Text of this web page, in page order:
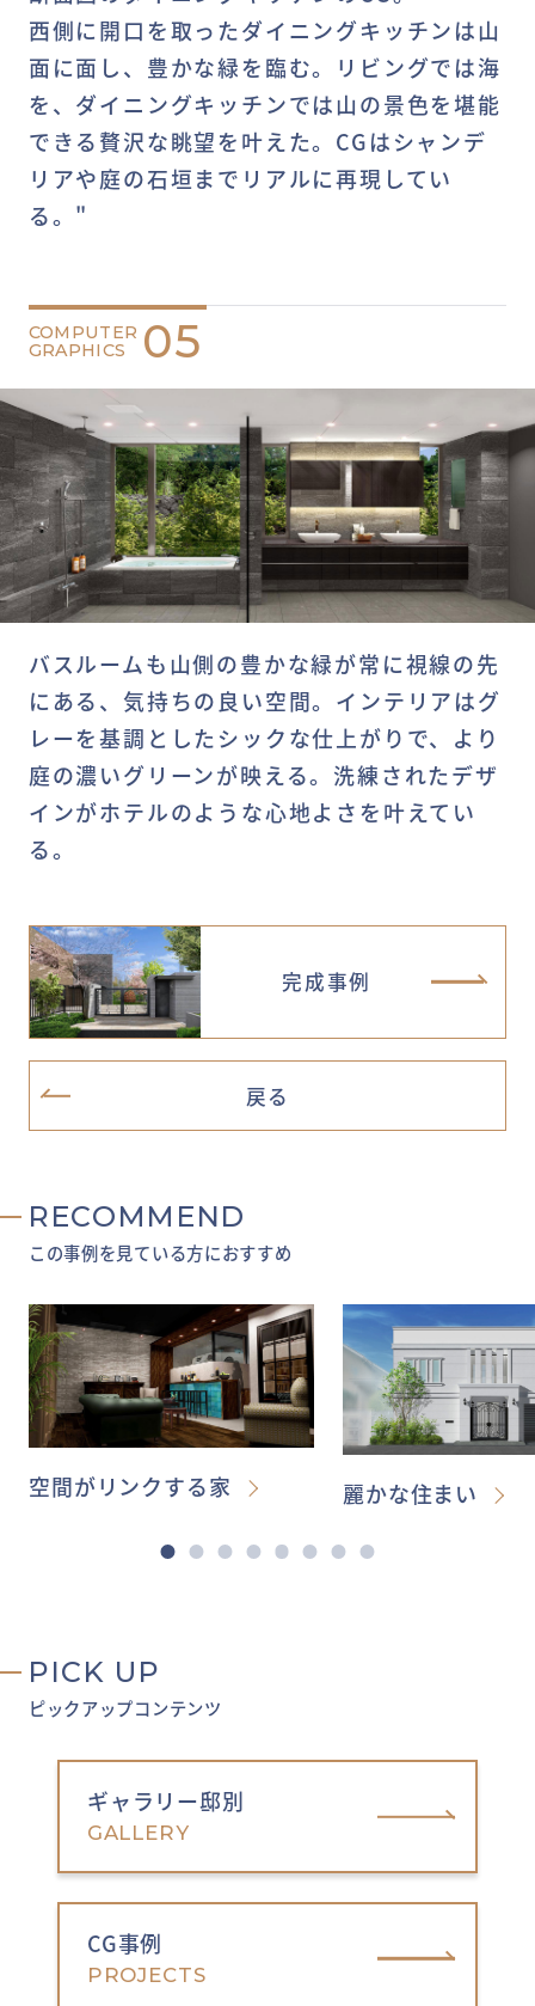
西側に開口を取ったダイニングキッチンは山
面に面し、豊かな緑を臨む。リビングでは海
を、ダイニングキッチンでは山の景色を堪能
できる贅沢な眺望を叶えた。CGはシャンデ
リアや庭の石垣までリアルに再現してい
る。"
COMPUTER
GRAPHICS
05
バスルームも山側の豊かな緑が常に視線の先
にある、気持ちの良い空間。インテリアはグ
レーを基調としたシックな仕上がりで、より
庭の濃いグリーンが映える。洗練されたデザ
インがホテルのような心地よさを叶えてい
る。
完成事例
戻る
RECOMMEND
この事例を見ている方におすすめ
空間がリンクする家 麗かな住まい
PICK UP
ピックアップコンテンツ
ギャラリー邸別
GALLERY
CG事例
PROJECTS